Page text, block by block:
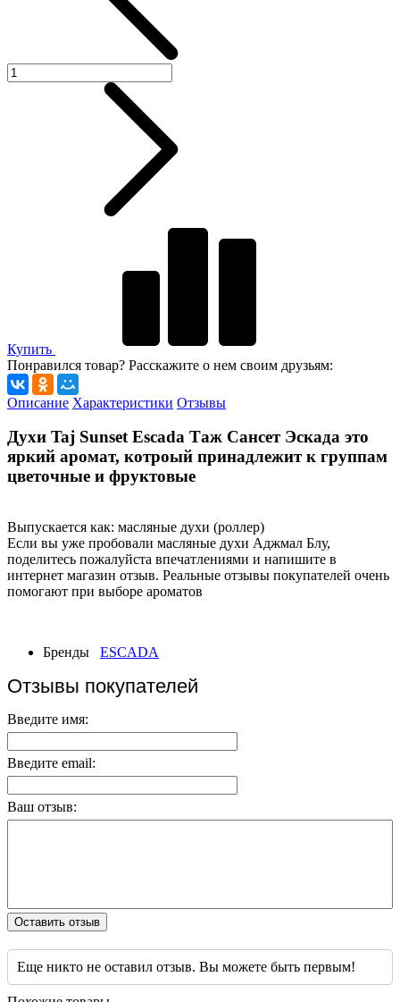
Купить
Понравился товар? Расскажите о нем своим друзьям:
Описание Характеристики Отзывы
Духи Taj Sunset Escada Таж Сансет Эскада это
яркий аромат, котроый принадлежит к группам
цветочные и фруктовые
Выпускается как: масляные духи (роллер)
Если вы уже пробовали масляные духи Аджмал Блу,
поделитесь пожалуйста впечатлениями и напишите в
интернет магазин отзыв. Реальные отзывы покупателей очень
помогают при выборе ароматов
Бренды ESCADA
Отзывы покупателей
Введите имя:
Введите email:
Ваш отзыв:
Оставить отзыв
Еще никто не оставил отзыв. Вы можете быть первым!